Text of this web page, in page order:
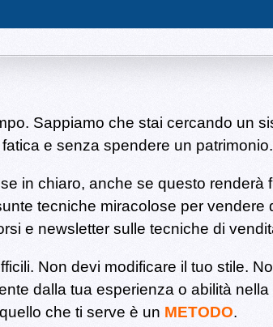
Sappiamo che stai cercando un
e senza spendere un patrimonio.
in chiaro, anche se questo renderà
tecniche miracolose per vendere
e newsletter sulle tecniche di
Non devi modificare il tuo stile.
dalla tua esperienza o abilità
che ti serve è un METODO.